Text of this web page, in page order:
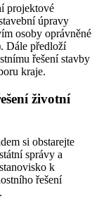
projektové
úpravy
osoby oprávněné
Dále předloží
řešení stavby
kraje.
životní
si obstarejte
správy a
k
řešení